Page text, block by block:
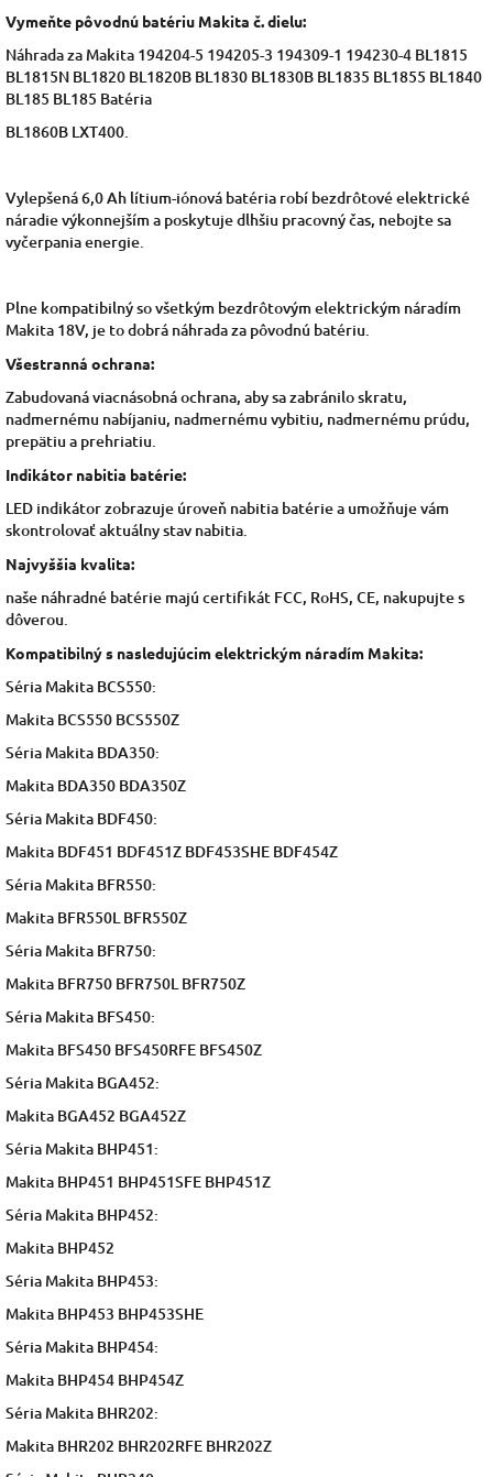
Vymeňte pôvodnú batériu Makita č. dielu:
Náhrada za Makita 194204-5 194205-3 194309-1 194230-4 BL1815
BL1815N BL1820 BL1820B BL1830 BL1830B BL1835 BL1855 BL1840
BL185 BL185 Batéria
BL1860B LXT400.
Vylepšená 6,0 Ah lítium-iónová batéria robí bezdrôtové elektrické
náradie výkonnejším a poskytuje dlhšiu pracovný čas, nebojte sa
vyčerpania energie.
Plne kompatibilný so všetkým bezdrôtovým elektrickým náradím
Makita 18V, je to dobrá náhrada za pôvodnú batériu.
Všestranná ochrana:
Zabudovaná viacnásobná ochrana, aby sa zabránilo skratu,
nadmernému nabíjaniu, nadmernému vybitiu, nadmernému prúdu,
prepätiu a prehriatiu.
Indikátor nabitia batérie:
LED indikátor zobrazuje úroveň nabitia batérie a umožňuje vám
skontrolovať aktuálny stav nabitia.
Najvyššia kvalita:
naše náhradné batérie majú certifikát FCC, RoHS, CE, nakupujte s
dôverou.
Kompatibilný s nasledujúcim elektrickým náradím Makita:
Séria Makita BCS550:
Makita BCS550 BCS550Z
Séria Makita BDA350:
Makita BDA350 BDA350Z
Séria Makita BDF450:
Makita BDF451 BDF451Z BDF453SHE BDF454Z
Séria Makita BFR550:
Makita BFR550L BFR550Z
Séria Makita BFR750:
Makita BFR750 BFR750L BFR750Z
Séria Makita BFS450:
Makita BFS450 BFS450RFE BFS450Z
Séria Makita BGA452:
Makita BGA452 BGA452Z
Séria Makita BHP451:
Makita BHP451 BHP451SFE BHP451Z
Séria Makita BHP452:
Makita BHP452
Séria Makita BHP453:
Makita BHP453 BHP453SHE
Séria Makita BHP454:
Makita BHP454 BHP454Z
Séria Makita BHR202:
Makita BHR202 BHR202RFE BHR202Z